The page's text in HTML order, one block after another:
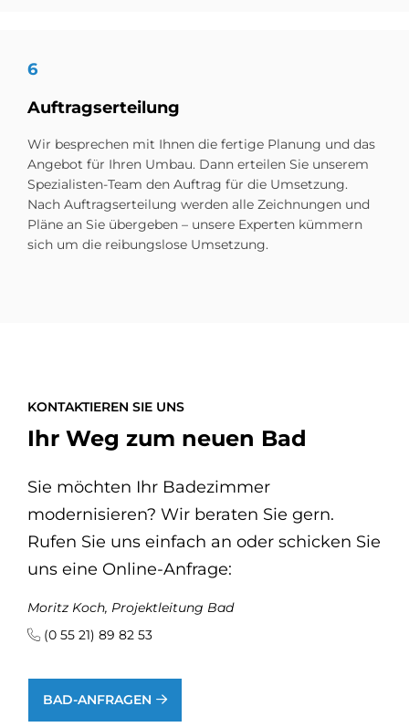
6
Auf­trags­er­tei­lung
Wir besprechen mit Ihnen die fertige Planung und das
Angebot für Ihren Umbau. Dann erteilen Sie unserem
Spezialisten-Team den Auftrag für die Umsetzung.
Nach Auftragserteilung werden alle Zeichnungen und
Pläne an Sie übergeben – unsere Experten kümmern
sich um die reibungslose Umsetzung.
KONTAKTIEREN SIE UNS
Ihr Weg zum neuen Bad
Sie möchten Ihr Badezimmer
modernisieren? Wir beraten Sie gern.
Rufen Sie uns einfach an oder schicken Sie
uns eine Online-Anfrage:
Moritz Koch, Projektleitung Bad
(0 55 21) 89 82 53
BAD-ANFRAGEN